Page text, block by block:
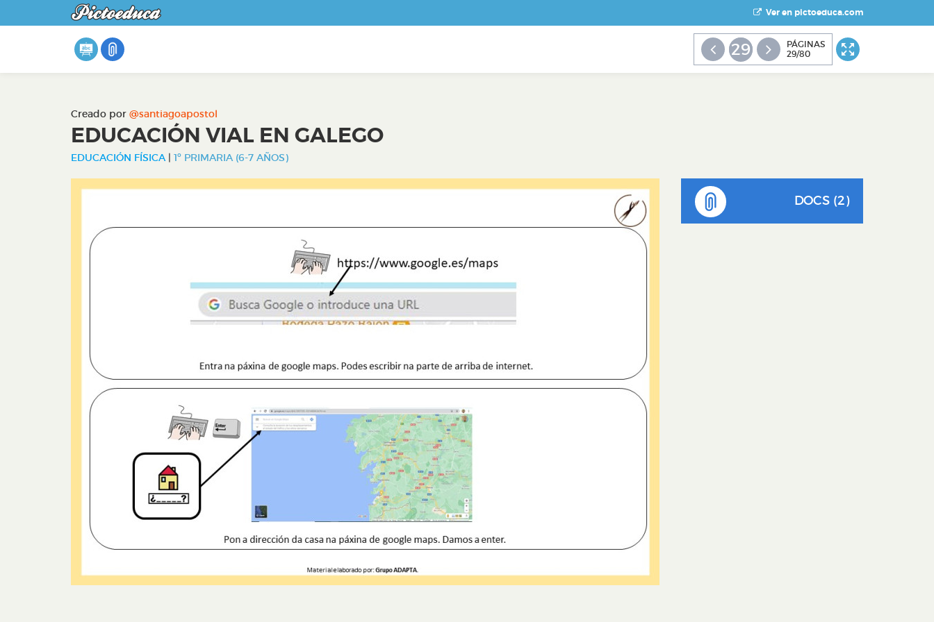
Ver en pictoeduca.com
29
PÁGINAS
29/80
Creado por @santiagoapostol
EDUCACIÓN VIAL EN GALEGO
EDUCACIÓN FÍSICA| 1º PRIMARIA (6-7 AÑOS)
DOCS (2)